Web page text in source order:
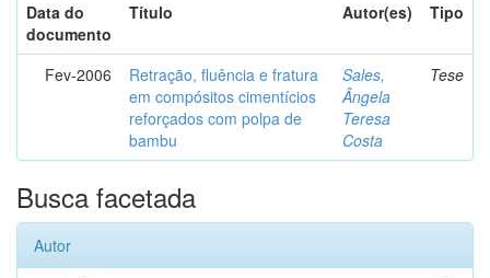
Data do
documento
Título Autor(es) Tipo
Fev-2006
Retração, fluência e fratura
em compósitos cimentícios
reforçados com polpa de
bambu
Sales,
Ângela
Teresa
Costa
Tese
Busca facetada
Autor